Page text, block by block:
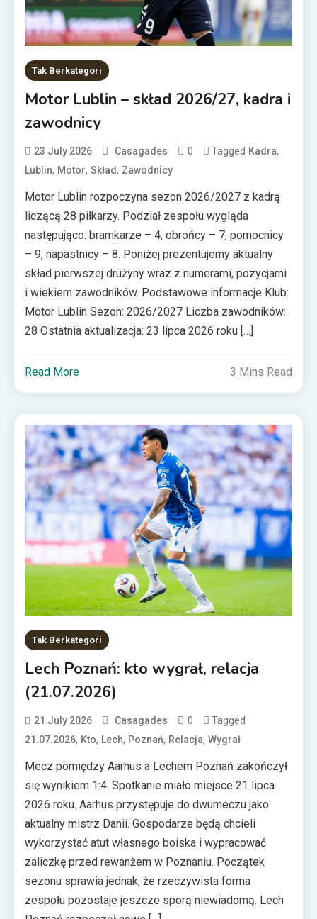
Tak Berkategori
Motor Lublin – skład 2026/27, kadra i
zawodnicy
23 July 2026 Casagades 0 Tagged Kadra,
Lublin, Motor,Skład, Zawodnicy
Motor Lublin rozpoczyna sezon 2026/2027 z kadrą
liczącą 28 piłkarzy. Podział zespołu wygląda
następująco: bramkarze – 4, obrońcy – 7, pomocnicy
– 9, napastnicy – 8. Poniżej prezentujemy aktualny
skład pierwszej drużyny wraz z numerami, pozycjami
i wiekiem zawodników. Podstawowe informacje Klub:
Motor Lublin Sezon: 2026/2027 Liczba zawodników:
28 Ostatnia aktualizacja: 23 lipca 2026 roku […]
Read More 3 Mins Read
Tak Berkategori
Lech Poznań: kto wygrał, relacja
(21.07.2026)
21 July 2026 Casagades 0 Tagged
21.07.2026, Kto, Lech, Poznań, Relacja,Wygrał
Mecz pomiędzy Aarhus a Lechem Poznań zakończył
się wynikiem 1:4. Spotkanie miało miejsce 21 lipca
2026 roku. Aarhus przystępuje do dwumeczu jako
aktualny mistrz Danii. Gospodarze będą chcieli
wykorzystać atut własnego boiska i wypracować
zaliczkę przed rewanżem w Poznaniu. Początek
sezonu sprawia jednak, że rzeczywista forma
zespołu pozostaje jeszcze sporą niewiadomą. Lech